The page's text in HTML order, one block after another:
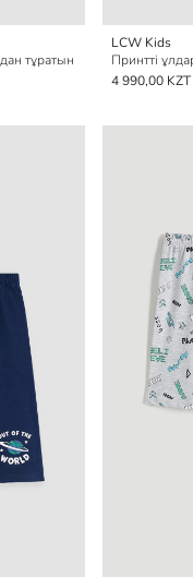
тұратын
LCW Kids
4 990,00 KZT